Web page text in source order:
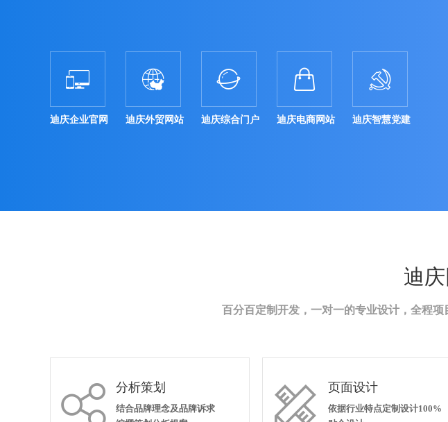

迪庆企业官网

迪庆外贸网站

迪庆综合门户

迪庆电商网站

迪庆智慧党建
迪
百分百定制开发，一对一的专业设计，全程
 分析策划
结合品牌理念及品牌诉求
 页面设计
依据行业特点定制设计100%